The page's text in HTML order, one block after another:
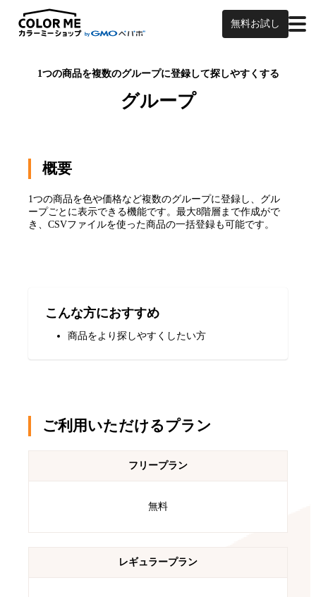
無料お試し
1つの商品を複数のグループに登録して探しやすくする
グループ
概要
1つの商品を色や価格など複数のグループに登録し、グル
ープごとに表示できる機能です。最大8階層まで作成がで
き、CSVファイルを使った商品の一括登録も可能です。
こんな方におすすめ
商品をより探しやすくしたい方
ご利用いただけるプラン
フリープラン
無料
レギュラープラン